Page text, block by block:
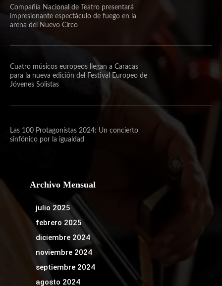
Compañía Nacional de Teatro presentará
impresionante espectáculo de fuego en la
arena del Nuevo Circo
Cuatro músicos europeos llegan a Caracas
para la nueva edición del Festival Europeo de
Jóvenes Solistas
Las 100 Protagonistas 2024: Un concierto
sinfónico por la igualdad
Archivo Mensual
julio 2025
febrero 2025
diciembre 2024
noviembre 2024
septiembre 2024
agosto 2024